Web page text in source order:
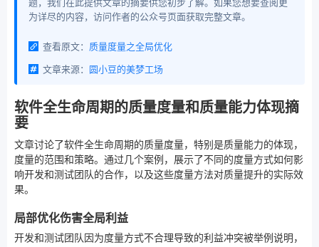
为详尽的内容，访问作者的公众号页面获取完整文章。
查看原文： 质量度量之全局优化
文章来源： 圆小豆的美梦工场
软件全生命周期的质量度量和质量能力体现摘
要
文章讨论了软件全生命周期的质量度量，特别是质量能力的体现，
度量的范围和策略。通过几个案例，展示了不同的度量方式如何影
响开发和测试团队的合作，以及这些度量方法对质量提升的实际效
果。
局部优化伤害全局利益
开发和测试团队因为度量方式不合理导致的利益冲突被举例说明，